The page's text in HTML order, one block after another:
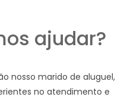
ajudar?
nosso marido de aluguel,
no atendimento e